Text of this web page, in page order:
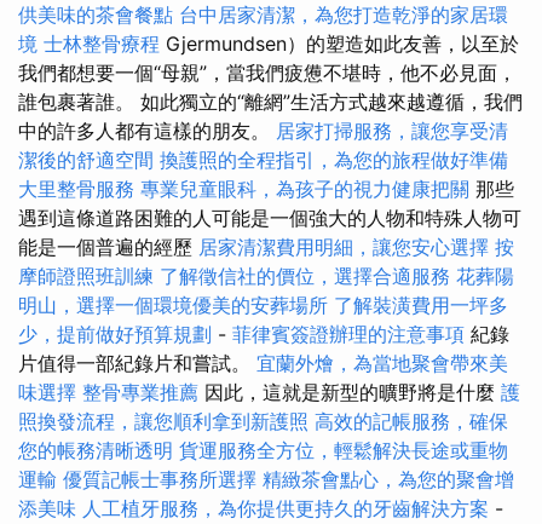
供美味的茶會餐點 台中居家清潔，為您打造乾淨的家居環
境 士林整骨療程 Gjermundsen）的塑造如此友善，以至於
我們都想要一個“母親”，當我們疲憊不堪時，他不必見面，
誰包裹著誰。 如此獨立的“離網”生活方式越來越遵循，我們
中的許多人都有這樣的朋友。 居家打掃服務，讓您享受清
潔後的舒適空間 換護照的全程指引，為您的旅程做好準備
大里整骨服務 專業兒童眼科，為孩子的視力健康把關 那些
遇到這條道路困難的人可能是一個強大的人物和特殊人物可
能是一個普遍的經歷 居家清潔費用明細，讓您安心選擇 按
摩師證照班訓練 了解徵信社的價位，選擇合適服務 花葬陽
明山，選擇一個環境優美的安葬場所 了解裝潢費用一坪多
少，提前做好預算規劃 - 菲律賓簽證辦理的注意事項 紀錄
片值得一部紀錄片和嘗試。 宜蘭外燴，為當地聚會帶來美
味選擇 整骨專業推薦 因此，這就是新型的曠野將是什麼 護
照換發流程，讓您順利拿到新護照 高效的記帳服務，確保
您的帳務清晰透明 貨運服務全方位，輕鬆解決長途或重物
運輸 優質記帳士事務所選擇 精緻茶會點心，為您的聚會增
添美味 人工植牙服務，為你提供更持久的牙齒解決方案 -